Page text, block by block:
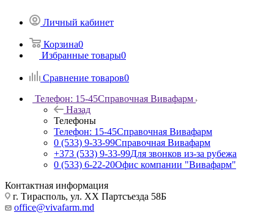
Личный кабинет
Корзина0
Избранные товары0
Сравнение товаров0
Телефон: 15-45Справочная Вивафарм
Назад
Телефоны
Телефон: 15-45Справочная Вивафарм
0 (533) 9-33-99Справочная Вивафарм
+373 (533) 9-33-99Для звонков из-за рубежа
0 (533) 6-22-20Офис компании "Вивафарм"
Контактная информация
г. Тирасполь, ул. ХХ Партсъезда 58Б
office@vivafarm.md